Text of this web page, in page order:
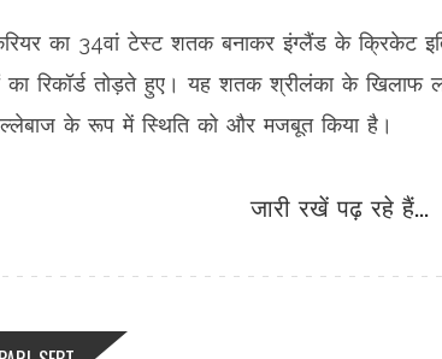
का 34वां टेस्ट शतक बनाकर इंग्लैंड के क्रिकेट
रिकॉर्ड तोड़ते हुए। यह शतक श्रीलंका के खिलाफ
के रूप में स्थिति को और मजबूत किया है।
जारी रखें पढ़ रहे हैं...